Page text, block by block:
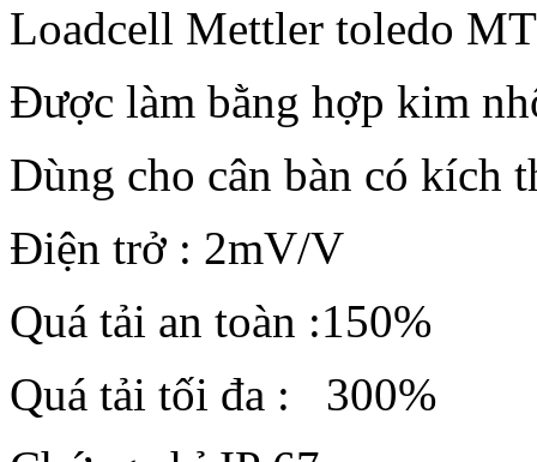
Loadcell Mettler toledo
Được làm bằng hợp kim
Dùng cho cân bàn có kích
Điện trở : 2mV/V
Quá tải an toàn :150%
Quá tải tối đa : 300%